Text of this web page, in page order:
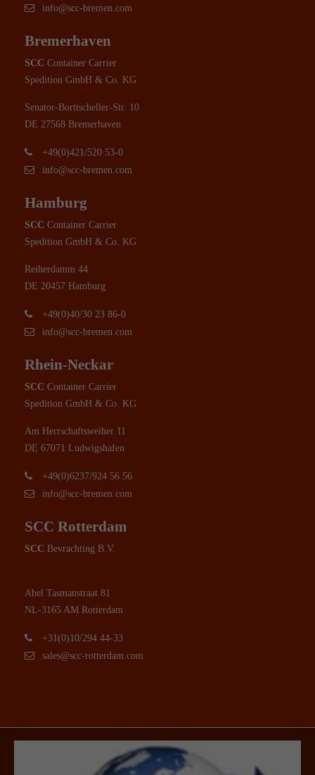
info@scc-bremen.com
Bremerhaven
SCC Container Carrier
Spedition GmbH & Co. KG
Senator-Borttscheller-Str. 10
DE 27568 Bremerhaven
+49(0)421/520 53-0
info@scc-bremen.com
Hamburg
SCC Container Carrier
Spedition GmbH & Co. KG
Reiherdamm 44
DE 20457 Hamburg
+49(0)40/30 23 86-0
info@scc-bremen.com
Rhein-Neckar
SCC Container Carrier
Spedition GmbH & Co. KG
Am Herrschaftsweiher 11
DE 67071 Ludwigshafen
+49(0)6237/924 56 56
info@scc-bremen.com
SCC Rotterdam
SCC Bevrachting B.V.
Abel Tasmanstraat 81
NL-3165 AM Rotterdam
+31(0)10/294 44-33
sales@scc-rotterdam.com